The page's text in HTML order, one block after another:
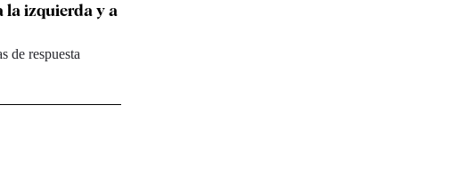
la izquierda y a
de respuesta